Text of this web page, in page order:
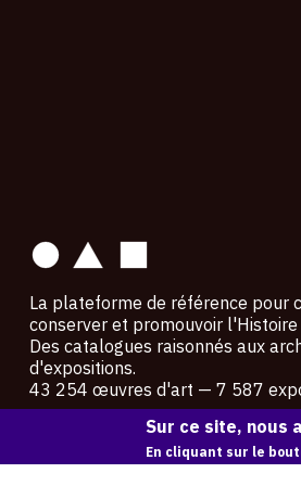
La plateforme de référence pour
conserver et promouvoir l'Histoire
Des catalogues raisonnés aux
d'expositions.
43 254 œuvres d'art — 7 587
Copyright © OAM 2026. Tous droits réservés.
Sur ce site, nous
En cliquant sur le